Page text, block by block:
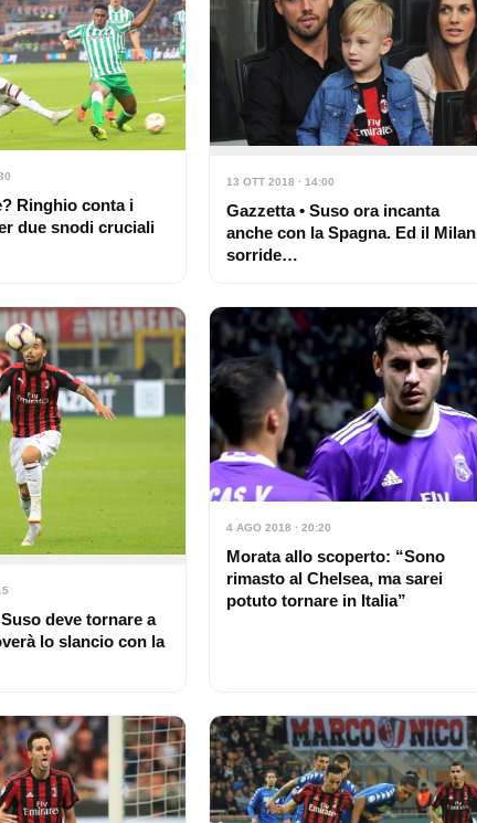
Ringhio conta i
due snodi cruciali
13 OTT 2018 · 14:00
Gazzetta • Suso ora incanta
anche con la Spagna. Ed il Milan
sorride…
deve tornare a
lo slancio con la
4 AGO 2018 · 20:20
Morata allo scoperto: “Sono
rimasto al Chelsea, ma sarei
potuto tornare in Italia”